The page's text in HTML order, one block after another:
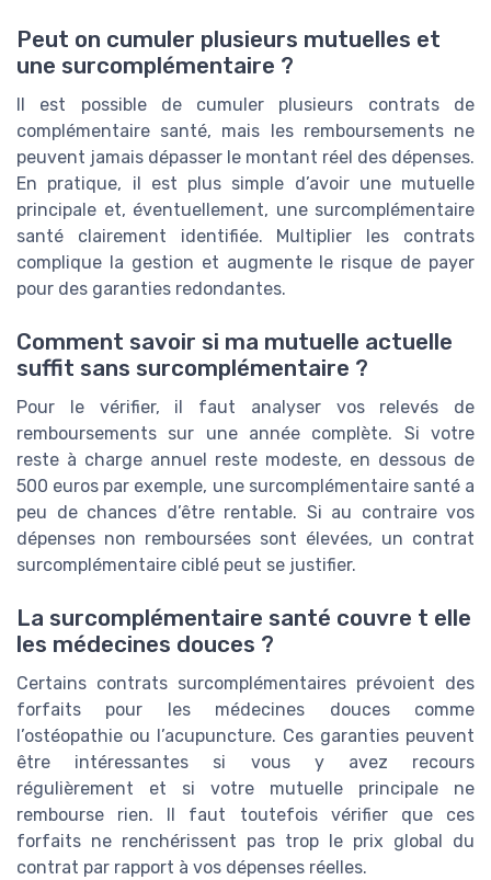
Peut on cumuler plusieurs mutuelles et
une surcomplémentaire ?
Il est possible de cumuler plusieurs contrats de
complémentaire santé, mais les remboursements ne
peuvent jamais dépasser le montant réel des dépenses.
En pratique, il est plus simple d’avoir une mutuelle
principale et, éventuellement, une surcomplémentaire
santé clairement identifiée. Multiplier les contrats
complique la gestion et augmente le risque de payer
pour des garanties redondantes.
Comment savoir si ma mutuelle actuelle
suffit sans surcomplémentaire ?
Pour le vérifier, il faut analyser vos relevés de
remboursements sur une année complète. Si votre
reste à charge annuel reste modeste, en dessous de
500 euros par exemple, une surcomplémentaire santé a
peu de chances d’être rentable. Si au contraire vos
dépenses non remboursées sont élevées, un contrat
surcomplémentaire ciblé peut se justifier.
La surcomplémentaire santé couvre t elle
les médecines douces ?
Certains contrats surcomplémentaires prévoient des
forfaits pour les médecines douces comme
l’ostéopathie ou l’acupuncture. Ces garanties peuvent
être intéressantes si vous y avez recours
régulièrement et si votre mutuelle principale ne
rembourse rien. Il faut toutefois vérifier que ces
forfaits ne renchérissent pas trop le prix global du
contrat par rapport à vos dépenses réelles.